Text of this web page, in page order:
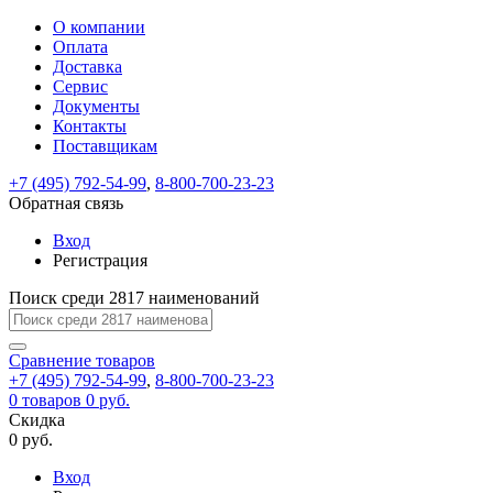
ВходРегистрация
Только
test@example.com
отправлена
по
ней
для
регистрации.
Ок
Только
Запомнить
меня
Забыли
Восстановление
пароля
Заполните
форму.
Мы
отправим
ссылку
на
указанный
электронный
адрес,
перейдя
по
которой
вы
новый
На
вашу
test@test.ru
отправлена
ссылка.
Перейдите
по
для
смены
пароля.
Введите
новый
пароль
Сменить
Пароль
успешно
Войти
Обратная
связь
Сообщение
пользовательского
соглашения
Ваше
сообщение
успешно
О компании
Оплата
Доставка
Сервис
Документы
Контакты
Поставщикам
+7 (495) 792-54-99, 8-800-700-23-23
Обратная связь
Вход
Регистрация
Поиск среди 2817 наименований
Сравнение товаров
+7 (495) 792-54-99, 8-800-700-23-23
0 товаров 0 руб.
Скидка
0 руб.
Вход